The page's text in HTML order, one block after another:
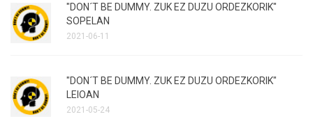
"DON´T BE DUMMY. ZUK EZ DUZU ORDEZKORIK"
SOPELAN
2021-06-11
"DON´T BE DUMMY. ZUK EZ DUZU ORDEZKORIK"
LEIOAN
2021-05-24